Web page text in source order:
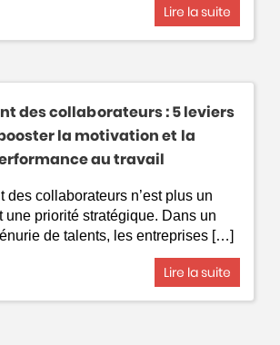
Lire la suite
des collaborateurs : 5 leviers
la motivation et la
au travail
des collaborateurs n’est plus un
une priorité stratégique. Dans un
de talents, les entreprises […]
Lire la suite